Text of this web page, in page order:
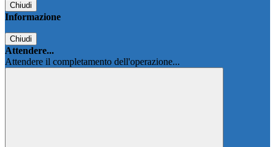
Chiudi
Informazione
Chiudi
Attendere...
Attendere il completamento dell'operazione...